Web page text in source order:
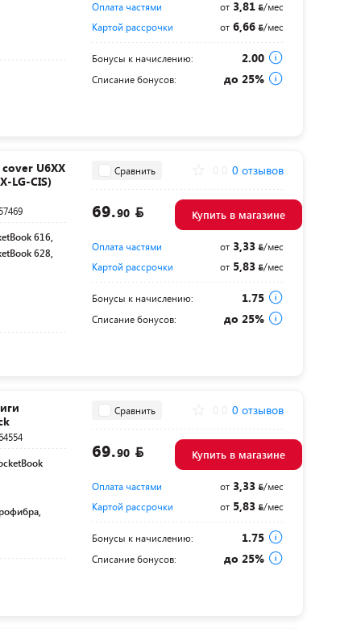
Оплата частями от3,81
/мес
Картой рассрочки
от6,66 /мес
Бонусы к начислению: 2.00
Списание бонусов: до 25%
U6XX
LG-CIS)
616,
628,
Сравнить 0 отзывов
69.90 Купить в магазине
Оплата частями от3,33
/мес
Картой рассрочки
от5,83 /мес
Бонусы к начислению: 1.75
Списание бонусов: до 25%
Сравнить 0 отзывов
69.90 Купить в магазине
Оплата частями от3,33
/мес
Картой рассрочки
от5,83 /мес
Бонусы к начислению: 1.75
Списание бонусов: до 25%